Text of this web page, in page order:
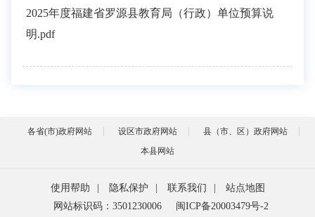
2025年度福建省罗源县教育局（行政）单位预算说
明.pdf
各省(市)政府网站 设区市政府网站
县（市、区）政府网站
本县网站
使用帮助 隐私保护 联系我们
站点地图
网站标识码：3501230006
闽ICP备20003479号-2